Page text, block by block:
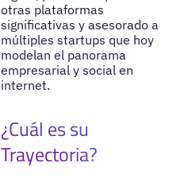
otras plataformas
significativas y asesorado a
múltiples startups que hoy
modelan el panorama
empresarial y social en
internet.
¿Cuál es su
Trayectoria?